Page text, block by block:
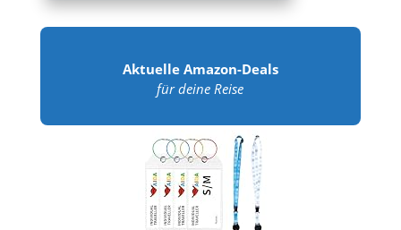
Aktuelle Amazon-Deals
für deine Reise